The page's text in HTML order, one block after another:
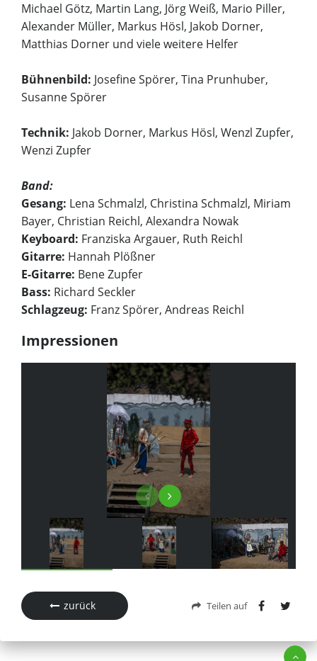
Michael Götz, Martin Lang, Jörg Weiß, Mario Piller,
Alexander Müller, Markus Hösl, Jakob Dorner,
Matthias Dorner und viele weitere Helfer
Bühnenbild: Josefine Spörer, Tina Prunhuber,
Susanne Spörer
Technik: Jakob Dorner, Markus Hösl, Wenzl Zupfer,
Wenzi Zupfer
Band:
Gesang: Lena Schmalzl, Christina Schmalzl, Miriam
Bayer, Christian Reichl, Alexandra Nowak
Keyboard: Franziska Argauer, Ruth Reichl
Gitarre: Hannah Plößner
E-Gitarre: Bene Zupfer
Bass: Richard Seckler
Schlagzeug: Franz Spörer, Andreas Reichl
Impressionen
zurück Teilen auf